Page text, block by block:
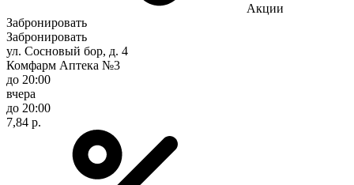
Акции
Забронировать
Забронировать
ул. Сосновый бор, д. 4
Комфарм Аптека №3
до 20:00
вчера
до 20:00
7,84 р.